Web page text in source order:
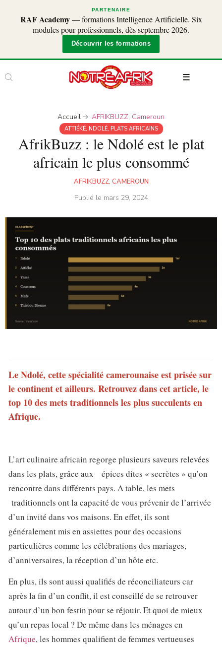
PARTENAIRE
RAF Academy— formations Intelligence Artificielle. Six
modules pour professionnels, dès septembre 2026.
Découvrir les formations
Accueil AFRIKBUZZ, Cameroun
ATTIÉKÉ, NDOLÉ, PLATS AFRICAINS
AfrikBuzz : le Ndolé est le plat
africain le plus consommé
AFRIKBUZZ, CAMEROUN
Publié le mars 29, 2024
Le Ndolé, cette spécialité camerounaise est prisée sur
le continent et ailleurs. Retrouvez dans cet article, le
top 10 des mets traditionnels les plus succulents en
Afrique.
L’art culinaire africain regorge plusieurs saveurs relevées
dans les plats, grâce aux épices dites « secrètes » qu’on
rencontre dans différents pays. A table, les mets
traditionnels ont la capacité de vous prévenir de l’arrivée
d’un invité dans vos maisons. En effet, ils sont
généralement mis en assiettes pour des occasions
particulières comme les célébrations des mariages,
d’anniversaires, la réception d’un hôte etc.
En plus, ils sont aussi qualifiés de réconciliateurs car
après la fin d’un conflit, il est conseillé de se retrouver
autour d’un bon festin pour se réjouir. Et quoi de mieux
qu’un repas local ? De même dans les ménages en
Afrique, les hommes qualifient de femmes vertueuses